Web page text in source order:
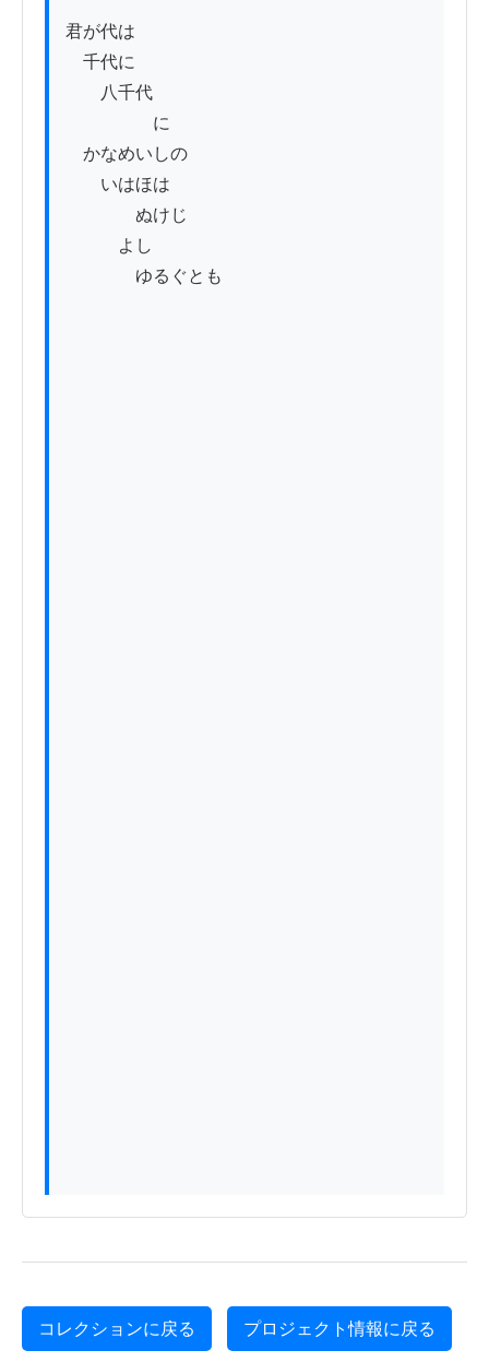
君が代は
千代に
八千代
に
かなめいしの
いはほは
ぬけじ
よし
ゆるぐとも
コレクションに戻る プロジェクト情報に戻る